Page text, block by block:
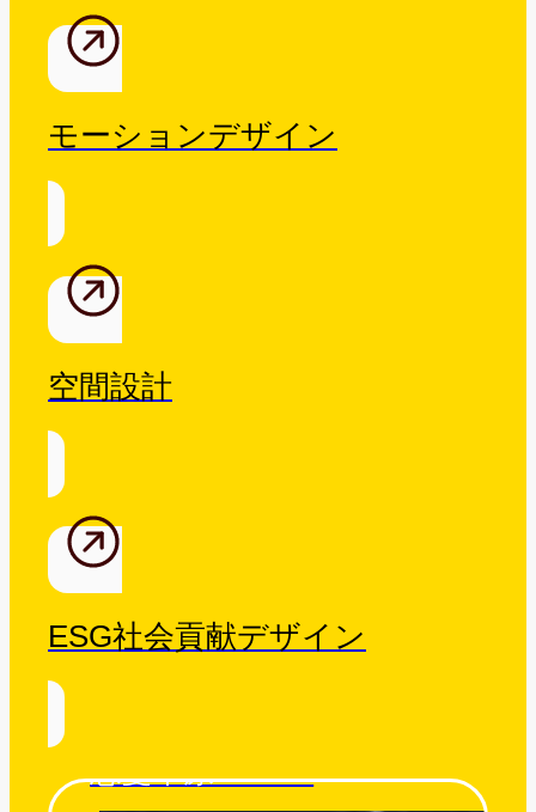
モーションデザイン
空間設計
ESG社会貢献デザイン
忘憂草原 Tatami